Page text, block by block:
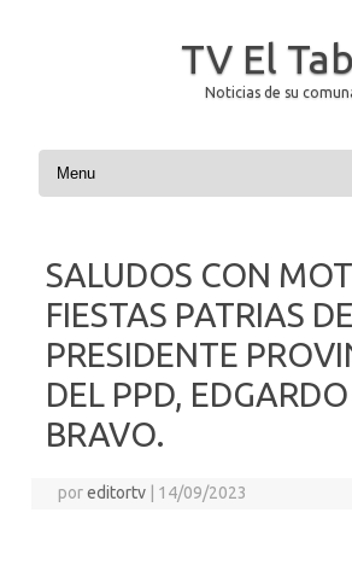
TV El
Noticias de su
Saltar al contenido
SALUDOS CON
FIESTAS PATRIAS
PRESIDENTE
DEL PPD,
BRAVO.
poreditortv 14/09/2023